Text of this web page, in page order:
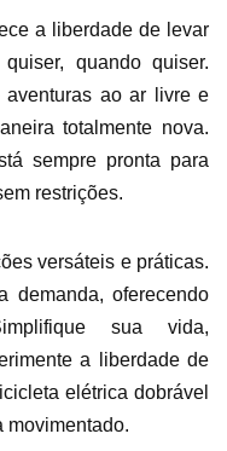
a liberdade de levar
quando quiser.
aventuras ao ar livre e
totalmente nova.
sempre pronta para
restrições.
versáteis e práticas.
demanda, oferecendo
sua vida,
a liberdade de
elétrica dobrável
movimentado.